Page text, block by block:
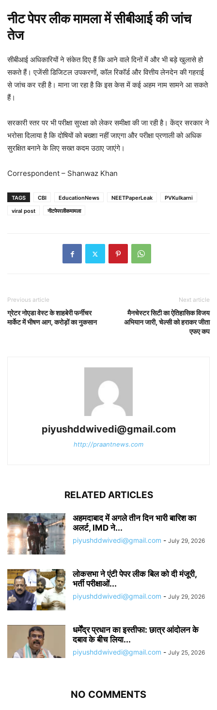
नीट पेपर लीक मामला में सीबीआई की जांच
तेज
सीबीआई अधिकारियों ने संकेत दिए हैं कि आने वाले दिनों में और भी बड़े खुलासे हो
सकते हैं। एजेंसी डिजिटल उपकरणों, कॉल रिकॉर्ड और वित्तीय लेनदेन की गहराई
से जांच कर रही है। माना जा रहा है कि इस केस में कई अहम नाम सामने आ सकते
हैं।
सरकारी स्तर पर भी परीक्षा सुरक्षा को लेकर समीक्षा की जा रही है। केंद्र सरकार ने
भरोसा दिलाया है कि दोषियों को बख्शा नहीं जाएगा और परीक्षा प्रणाली को अधिक
सुरक्षित बनाने के लिए सख्त कदम उठाए जाएंगे।
Correspondent – Shanwaz Khan
TAGS CBI EducationNews NEETPaperLeak
PVKulkarni
viral post
नीटपेपरलीकमामला
Previous article
ग्रेटर नोएडा वेस्ट के शाहबेरी फर्नीचर
मार्केट में भीषण आग, करोड़ों का नुकसान
Next article
मैनचेस्टर सिटी का ऐतिहासिक विजय
अभियान जारी, चेल्सी को हराकर जीता
एफए कप
piyushddwivedi@gmail.com
http://praantnews.com
RELATED ARTICLES
अहमदाबाद में अगले तीन दिन भारी बारिश का
अलर्ट, IMD ने...
piyushddwivedi@gmail.com - July 29, 2026
लोकसभा ने एंटी पेपर लीक बिल को दी मंजूरी,
भर्ती परीक्षाओं...
piyushddwivedi@gmail.com - July 29, 2026
धर्मेंद्र प्रधान का इस्तीफा: छात्र आंदोलन के
दबाव के बीच लिया...
piyushddwivedi@gmail.com - July 25, 2026
NO COMMENTS